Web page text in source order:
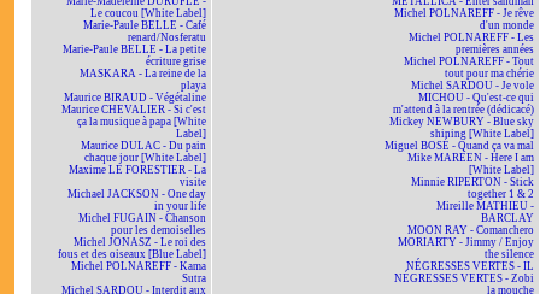
Le coucou [White Label]
Marie-Paule BELLE - Café
renard/Nosferatu
Marie-Paule BELLE - La petite
écriture grise
MASKARA - La reine de la
playa
Maurice BIRAUD - Végétaline
Maurice CHEVALIER - Si c'est
ça la musique à papa [White
Label]
Maurice DULAC - Du pain
chaque jour [White Label]
Maxime LE FORESTIER - La
visite
Michael JACKSON - One day
in your life
Michel FUGAIN - Chanson
pour les demoiselles
Michel JONASZ - Le roi des
fous et des oiseaux [Blue Label]
Michel POLNAREFF - Kama
Sutra
Michel SARDOU - Interdit aux
Michel POLNAREFF - Je rêve
d'un monde
Michel POLNAREFF - Les
premières années
Michel POLNAREFF - Tout
tout pour ma chérie
Michel SARDOU - Je vole
MICHOU - Qu'est-ce qui
m'attend à la rentrée (dédicacé)
Mickey NEWBURY - Blue sky
shining [White Label]
Miguel BOSÉ - Quand ça va mal
Mike MAREEN - Here I am
[White Label]
Minnie RIPERTON - Stick
together 1 & 2
Mireille MATHIEU -
BARCLAY
MOON RAY - Comanchero
MORIARTY - Jimmy / Enjoy
the silence
NÉGRESSES VERTES - IL
NÉGRESSES VERTES - Zobi
la mouche